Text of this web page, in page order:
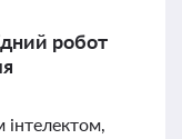
робот